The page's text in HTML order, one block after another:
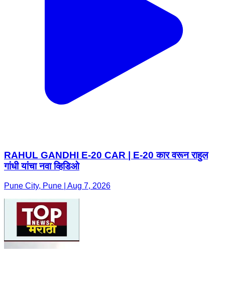
RAHUL GANDHI E-20 CAR | E-20 कार वरून राहुल
गांधी यांचा नवा व्हिडिओ
Pune City, Pune | Aug 7, 2026